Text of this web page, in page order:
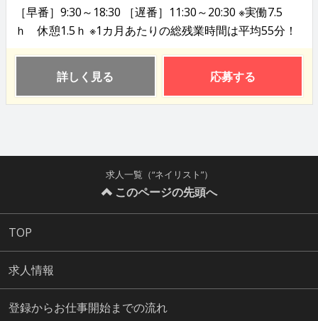
［早番］9:30～18:30 ［遅番］11:30～20:30 ※実働7.5
ｈ 休憩1.5ｈ ※1カ月あたりの総残業時間は平均55分！
詳しく見る 応募する
求人一覧（“ネイリスト”）
このページの先頭へ
TOP
求人情報
登録からお仕事開始までの流れ